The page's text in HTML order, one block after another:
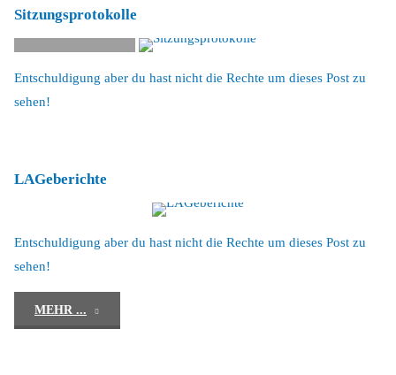
und
über
Sitzungsprotokolle
Link
Entschuldigung aber du hast nicht die Rechte um dieses Post zu
sehen!
LAGeberichte
Entschuldigung aber du hast nicht die Rechte um dieses Post zu
sehen!
MEHR ...